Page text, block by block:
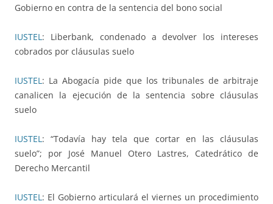
Gobierno en contra de la sentencia del bono social
IUSTEL: Liberbank, condenado a devolver los intereses
cobrados por cláusulas suelo
IUSTEL: La Abogacía pide que los tribunales de arbitraje
canalicen la ejecución de la sentencia sobre cláusulas
suelo
IUSTEL: “Todavía hay tela que cortar en las cláusulas
suelo”; por José Manuel Otero Lastres, Catedrático de
Derecho Mercantil
IUSTEL: El Gobierno articulará el viernes un procedimiento